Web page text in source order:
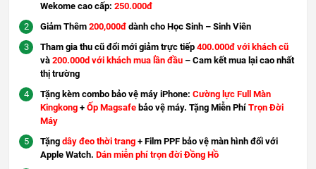
Wekome cao cấp: 250.000đ
Giảm Thêm 200,000đ dành cho Học Sinh – Sinh Viên
Tham gia thu cũ đổi mới giảm trực tiếp 400.000đ với khách cũ
và 200.000d với khách mua lần đầu – Cam kết mua lại cao nhất
thị trường
Tặng kèm combo bảo vệ máy iPhone: Cường lực Full Màn
Kingkong + Ốp Magsafe bảo vệ máy. Tặng Miễn Phí Trọn Đời
Máy
Tặng dây đeo thời trang + Film PPF bảo vệ màn hình đối với
Apple Watch. Dán miễn phí trọn đời Đồng Hồ